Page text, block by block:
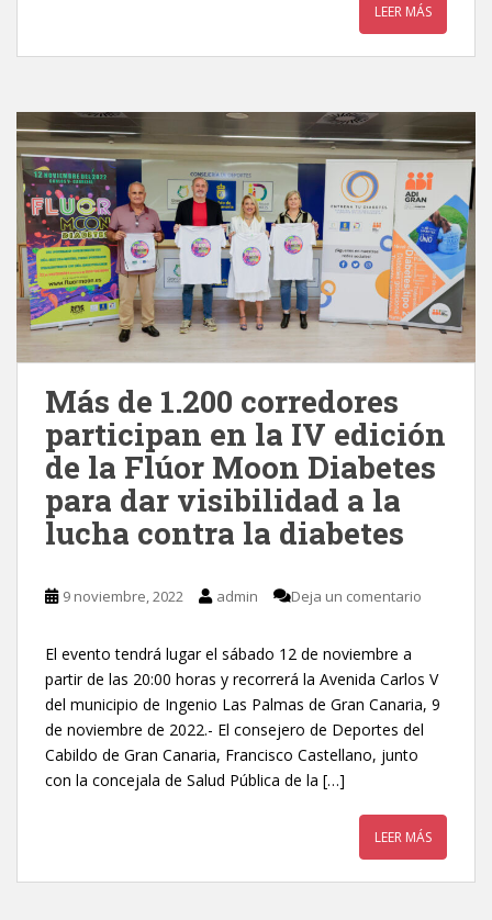
LEER MÁS
Más de 1.200 corredores
participan en la IV edición
de la Flúor Moon Diabetes
para dar visibilidad a la
lucha contra la diabetes
9 noviembre, 2022 admin Deja un comentario
El evento tendrá lugar el sábado 12 de noviembre a
partir de las 20:00 horas y recorrerá la Avenida Carlos V
del municipio de Ingenio Las Palmas de Gran Canaria, 9
de noviembre de 2022.- El consejero de Deportes del
Cabildo de Gran Canaria, Francisco Castellano, junto
con la concejala de Salud Pública de la […]
LEER MÁS